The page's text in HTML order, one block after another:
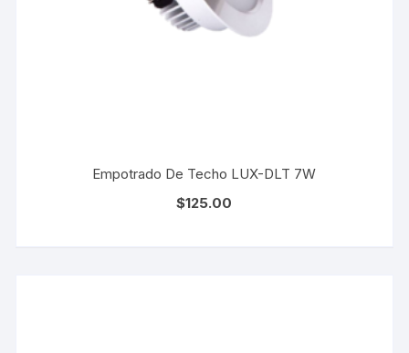
Empotrado De Techo LUX-DLT 7W
$125.00